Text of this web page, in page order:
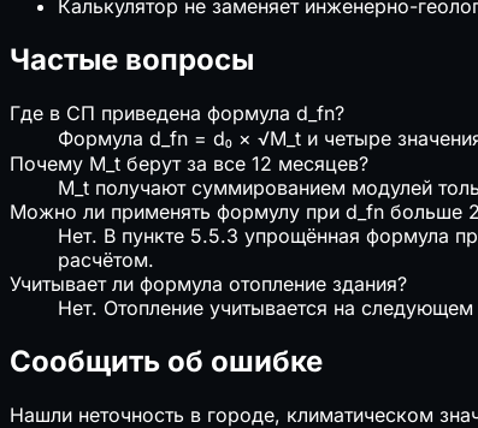
Калькулятор не заменяет инженерно-
Частые вопросы
Где в СП приведена формула d_fn?
Формула d_fn = d₀ × √M_t и четыре
Почему M_t берут за все 12 месяцев?
M_t получают суммированием модулей
Можно ли применять формулу при d_fn больше
Нет. В пункте 5.5.3 упрощённая формула
расчётом.
Учитывает ли формула отопление здания?
Нет. Отопление учитывается на
Сообщить об ошибке
Нашли неточность в городе, климатическом